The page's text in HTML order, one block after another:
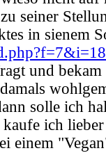
seiner
in sienem
und bekam
solle ich
ich
einem